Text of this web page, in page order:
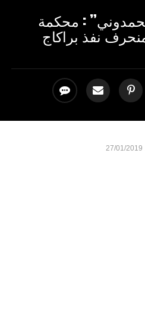
: محكمة
نفذ براكاج
27/01/2019